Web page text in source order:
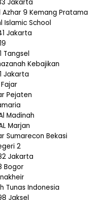
Jakarta
Azhar 9 Kemang Pratama
Islamic School
Jakarta
Tangsel
Kebajikan
Jakarta
Fajar
Pejaten
Madinah
Marjan
Sumarecon Bekasi
2
Jakarta
Bogor
Tunas Indonesia
Jaksel